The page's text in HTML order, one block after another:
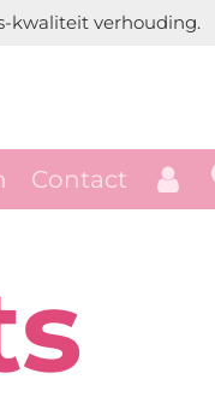
kwaliteit verhouding.
Contact